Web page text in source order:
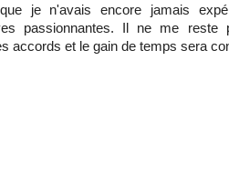
je n'avais encore jamais
passionnantes. Il ne me reste
accords et le gain de temps sera